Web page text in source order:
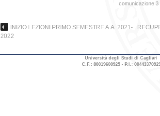
comunicazione 3
INIZIO LEZIONI PRIMO SEMESTRE A.A. 2021-
2022
Università degli Studi di Cagliari
C.F.: 80019600925 - P.I.: